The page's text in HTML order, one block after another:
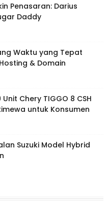
Penasaran: Darius
Daddy
Waktu yang Tepat
& Domain
Chery TIGGO 8 CSH
untuk Konsumen
Suzuki Model Hybrid